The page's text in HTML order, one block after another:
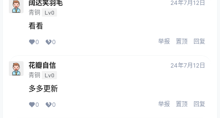
阔达笑羽毛
青铜 Lv0
24年7月12日
看看
0 0 举报 置顶 回复
花瓣自信
青铜 Lv0
24年7月12日
多多更新
0 0 举报 置顶 回复